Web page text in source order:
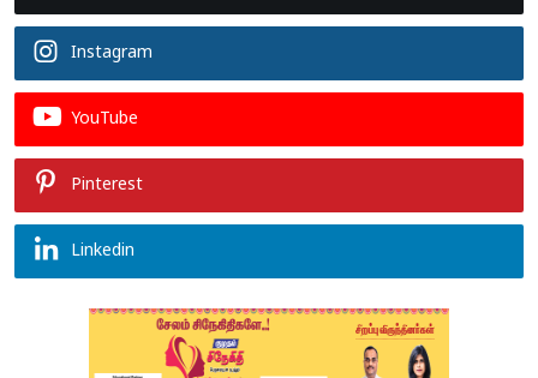
Instagram
YouTube
Pinterest
Linkedin